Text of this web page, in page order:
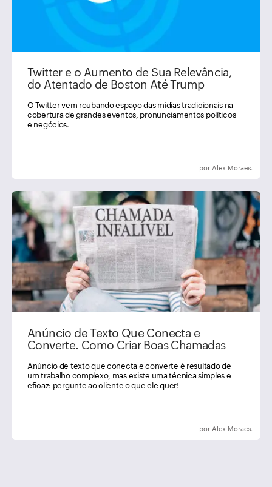
Twitter e o Aumento de Sua Relevância,
do Atentado de Boston Até Trump
O Twitter vem roubando espaço das mídias tradicionais na
cobertura de grandes eventos, pronunciamentos políticos
e negócios.
por Alex Moraes.
Anúncio de Texto Que Conecta e
Converte. Como Criar Boas Chamadas
Anúncio de texto que conecta e converte é resultado de
um trabalho complexo, mas existe uma técnica simples e
eficaz: pergunte ao cliente o que ele quer!
por Alex Moraes.